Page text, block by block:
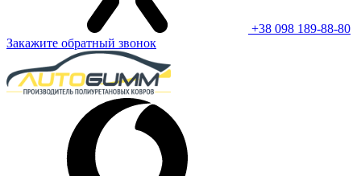
+38 098 189-88-80
Закажите обратный звонок